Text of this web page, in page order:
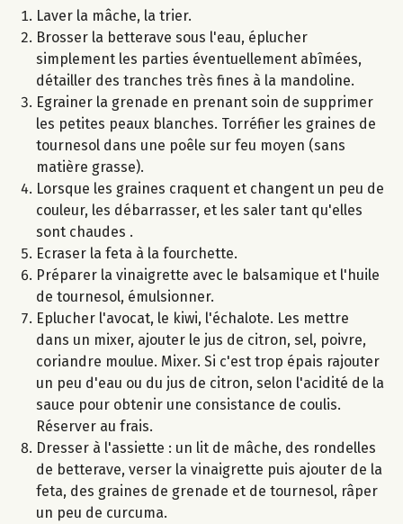
Laver la mâche, la trier.
Brosser la betterave sous l'eau, éplucher
simplement les parties éventuellement abîmées,
détailler des tranches très fines à la mandoline.
Egrainer la grenade en prenant soin de supprimer
les petites peaux blanches. Torréfier les graines de
tournesol dans une poêle sur feu moyen (sans
matière grasse).
Lorsque les graines craquent et changent un peu de
couleur, les débarrasser, et les saler tant qu'elles
sont chaudes .
Ecraser la feta à la fourchette.
Préparer la vinaigrette avec le balsamique et l'huile
de tournesol, émulsionner.
Eplucher l'avocat, le kiwi, l'échalote. Les mettre
dans un mixer, ajouter le jus de citron, sel, poivre,
coriandre moulue. Mixer. Si c'est trop épais rajouter
un peu d'eau ou du jus de citron, selon l'acidité de la
sauce pour obtenir une consistance de coulis.
Réserver au frais.
Dresser à l'assiette : un lit de mâche, des rondelles
de betterave, verser la vinaigrette puis ajouter de la
feta, des graines de grenade et de tournesol, râper
un peu de curcuma.